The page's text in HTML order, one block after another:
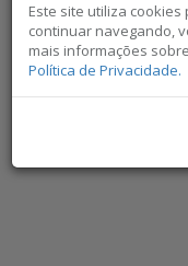
Este site utiliza
continuar navegando,
mais informações
Política de Privacidade.